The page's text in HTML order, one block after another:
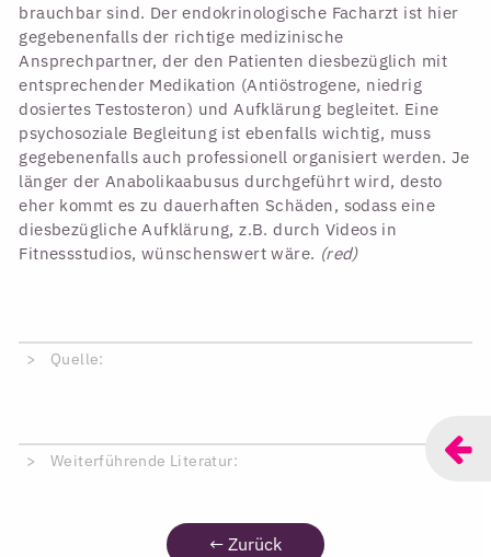
brauchbar sind. Der endokrinologische Facharzt ist hier
gegebenenfalls der richtige medizinische
Ansprechpartner, der den Patienten diesbezüglich mit
entsprechender Medikation (Antiöstrogene, niedrig
dosiertes Testosteron) und Aufklärung begleitet. Eine
psychosoziale Begleitung ist ebenfalls wichtig, muss
gegebenenfalls auch professionell organisiert werden. Je
länger der Anabolikaabusus durchgeführt wird, desto
eher kommt es zu dauerhaften Schäden, sodass eine
diesbezügliche Aufklärung, z.B. durch Videos in
Fitnessstudios, wünschenswert wäre. (red)
Quelle:
Weiterführende Literatur:
← Zurück